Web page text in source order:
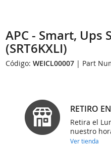
APC - Smart, Ups
(SRT6KXLI)
Código:WEICL00007 | Part
RETIRO
Retira el
nuestro
Ver tienda